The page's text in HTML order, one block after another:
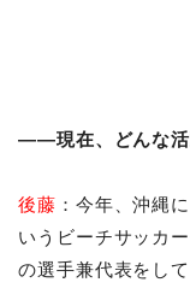
――現在、どんな活
後藤 ：今年、沖縄
いうビーチサッカ
の選手兼代表をして